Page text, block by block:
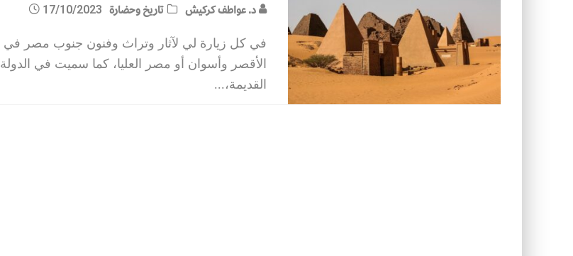
د. عواطف كركيش تاريخ وحضارة 17/10/2023
في كل زيارة لي لآثار وتراث وفنون جنوب مصر في
الأقصر وأسوان أو مصر العليا، كما سميت في الدولة
القديمة، ...